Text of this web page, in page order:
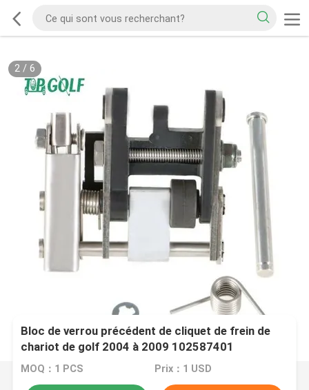
2/ 6
Bloc de verrou précédent de cliquet de frein de
chariot de golf 2004 à 2009 102587401
MOQ：1 PCS Prix：1 USD